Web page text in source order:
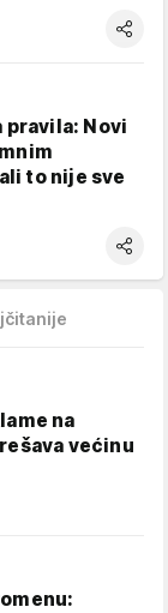
pravila: Novi
to nije sve
na
većinu